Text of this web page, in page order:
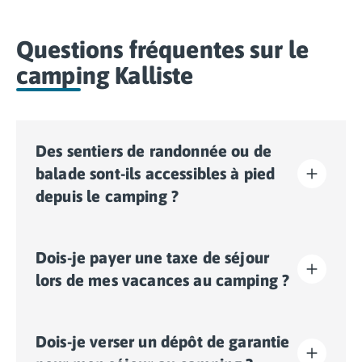
Questions fréquentes sur le
camping Kalliste
Des sentiers de randonnée ou de
balade sont-ils accessibles à pied
depuis le camping ?
accessibles directement à pied depuis la sortie du
camping. C’est l’idéal pour découvrir la nature
environnante en plein air et en toute simplicité, sans
Dois-je payer une taxe de séjour
lors de mes vacances au camping ?
sites touristiques. Il vous faudra donc l’acquitter lors
de votre enregistrement en ligne ou une fois sur place.
Dois-je verser un dépôt de garantie